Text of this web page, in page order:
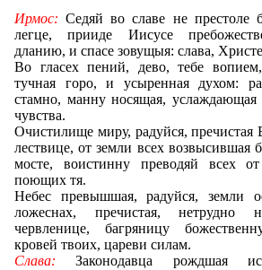
Ирмос: Седяй во славе не престоле
легце, прииде Иисусе
дланию, и спасе зовущыя: слава,
Во гласех пений, дево, тебе вопием,
тучная горо, и усыренная духом:
стамно, манну носящая, услаждающая
чувства.
Очистилище миру, радуйся, пречистая
лествице, от земли всех возвысившая
мосте, воистинну преводяй всех
поющих тя.
Небес превышшая, радуйся, земли
ложеснах,
пречистая, нетрудно
червленице, багряницу
кровей твоих, цареви силам.
Слава: Законодавца рождшая